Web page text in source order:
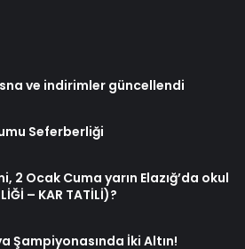
ve indirimler güncellendi
Seferberliği
2 Ocak Cuma yarın Elazığ’da okul
– KAR TATİLİ)?
Şampiyonasında İki Altın!